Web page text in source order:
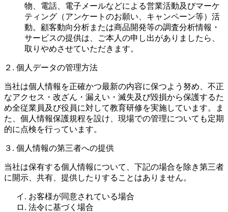
物、電話、電子メールなどによる営業活動及びマーケ
ティング（アンケートのお願い、キャンペーン等）活
動。顧客動向分析または商品開発等の調査分析情報・
サービスの提供は、ご本人の申し出がありましたら、
取りやめさせていただきます。
２. 個人データの管理方法
当社は個人情報を正確かつ最新の内容に保つよう努め、不正
なアクセス・改ざん・漏えい・滅失及び毀損から保護するた
め全従業員及び役員に対して教育研修を実施しています。ま
た、個人情報保護規程を設け、現場での管理についても定期
的に点検を行っています。
３. 個人情報の第三者への提供
当社は保有する個人情報について、下記の場合を除き第三者
に開示、共有、提供したりすることはありません。
イ. お客様が同意されている場合
ロ. 法令に基づく場合